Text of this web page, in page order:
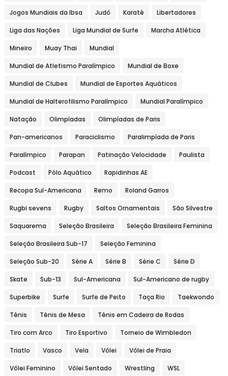
Jogos Mundiais da Ibsa Judô Karatê Libertadores
Liga das Nações Liga Mundial de Surfe Marcha Atlética
Mineiro Muay Thai Mundial
Mundial de Atletismo Paralímpico Mundial de Boxe
Mundial de Clubes Mundial de Esportes Aquáticos
Mundial de Halterofilismo Paralímpico Mundial Paralímpico
Natação Olimpíadas Olimpíadas de Paris
Pan-americanos Paraciclismo Paralimpíada de Paris
Paralímpico Parapan Patinação Velocidade Paulista
Podcast Pólo Aquático Rapidinhas AE
Recopa Sul-Americana Remo Roland Garros
Rugbi sevens Rugby Saltos Ornamentais São Silvestre
Saquarema Seleção Brasileira Seleção Brasileira Feminina
Seleção Brasileira Sub-17 Seleção Feminina
Seleção Sub-20 Série A Série B Série C Série D
Skate Sub-13 Sul-Americana Sul-Americano de rugby
Superbike Surfe Surfe de Peito Taça Rio Taekwondo
Tênis Tênis de Mesa Tênis em Cadeira de Rodas
Tiro com Arco Tiro Esportivo Torneio de Wimbledon
Triatlo Vasco Vela Vôlei Vôlei de Praia
Vôlei Feminino Vôlei Sentado Wrestling WSL